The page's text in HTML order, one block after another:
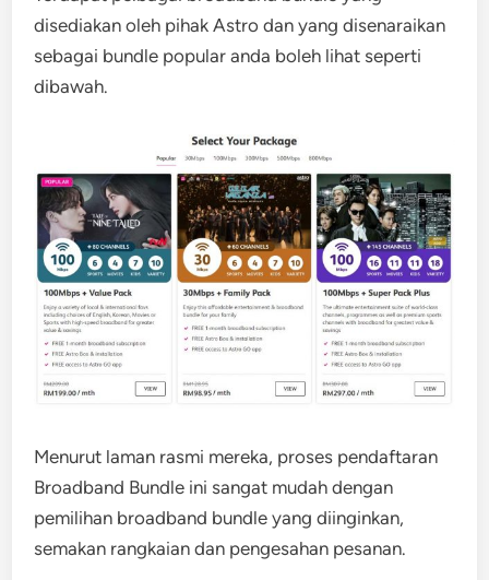
disediakan oleh pihak Astro dan yang disenaraikan
sebagai bundle popular anda boleh lihat seperti
dibawah.
Menurut laman rasmi mereka, proses pendaftaran
Broadband Bundle ini sangat mudah dengan
pemilihan broadband bundle yang diinginkan,
semakan rangkaian dan pengesahan pesanan.